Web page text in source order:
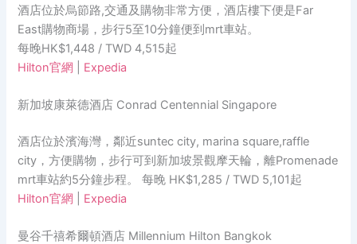
酒店位於烏節路,交通及購物非常方便，酒店樓下便是Far
East購物商場，步行5至10分鐘便到mrt車站。
每晚HK$1,448 / TWD 4,515起
Hilton官網
Expedia
新加坡康萊德酒店 Conrad Centennial Singapore
酒店位於濱海灣，鄰近suntec city, marina square,raffle
city，方便購物，步行可到新加坡景觀摩天輪，離Promenade
mrt車站約5分鐘步程。 每晚 HK$1,285 / TWD 5,101起
Hilton官網
Expedia
曼谷千禧希爾頓酒店 Millennium Hilton Bangkok